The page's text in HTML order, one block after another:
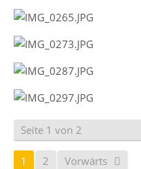
Seite 1 von 2
1 2 Vorwärts